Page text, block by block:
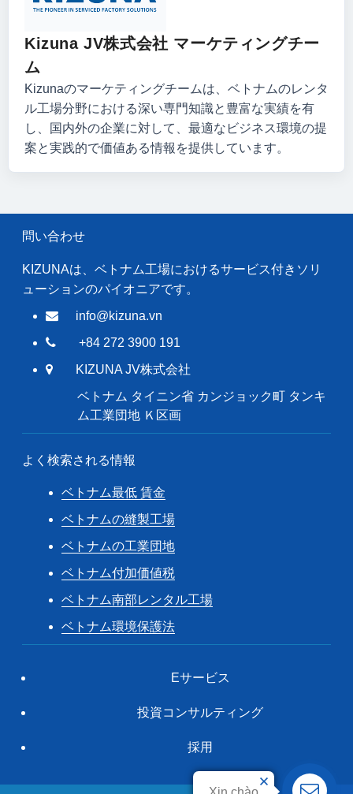
Kizuna JV株式会社 マーケティングチー
ム
Kizunaのマーケティングチームは、ベトナムのレンタ
ル工場分野における深い専門知識と豊富な実績を有
し、国内外の企業に対して、最適なビジネス環境の提
案と実践的で価値ある情報を提供しています。
問い合わせ
KIZUNAは、ベトナム工場におけるサービス付きソリ
ューションのパイオニアです。
info@kizuna.vn
+84 272 3900 191
KIZUNA JV株式会社
ベトナム タイニン省 カンジョック町 タンキ
ム工業団地 Ｋ区画
よく検索される情報
ベトナム最低 賃金
ベトナムの縫製工場
ベトナムの工業団地
ベトナム付加価値税
ベトナム南部レンタル工場
ベトナム環境保護法
Eサービス
投資コンサルティング
採用